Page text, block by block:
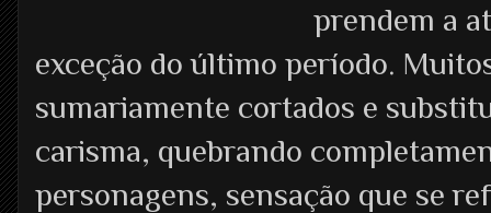
prendem a
exceção do último período.
sumariamente cortados e
carisma, quebrando
personagens, sensação que se